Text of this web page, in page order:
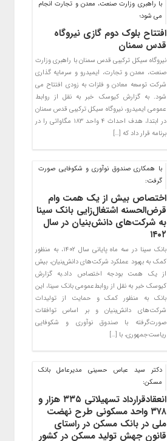
با راهبری وزارت صنعت، معدن و تجارت انجام
می شود؛
افتتاح بلوک دوم گازی نیروگاه
قدس سمنان
نیروگاه سیکل ترکیبی قدس سمنان با راهبری وزارت
صنعت، معدن و تجارت، ایمیدرو و سرمایه گذاری
شرکت توسعه معادن و فلزات به زودی افتتاح می
شود. به گزارش کیوسک خبر به نقل از روابط
عمومی ایمیدرو، نیروگاه سیکل ترکیبی قدس سمنان
در ابتدا، هدف احداث ۴ واحد ۱۸۳ مگاواتی را در
برنامه قرار داد که […]
با همکاری صندوق نوآوری و شکوفایی صورت
گرفت:
اختصاص بیش از یک همت وام
قرض‌الحسنه اشتغال‌زایی بانک سینا
به شرکت‌های دانش‌بنیان در سال
۱۴۰۲
بانک سینا در سه ماه پایانی سال ۱۴۰۲، به منظور
کمک به بهبود عملکرد شرکت‌های دانش‌بنیان، بیش
از یک همت بودجه اختصاص داد.به گزارش
کیوسک خبر به نقل از روابط‌عمومی بانک سینا، این
بانک به منظور کمک و حمایت از تولیدات
شرکت‌های دانش‌بنیان و بر اساس توافقات
صورت‌گرفته با صندوق نوآوری و شکوفایی
ریاست‌جمهوری، با […]
دکتر سید عباس حسینی مدیرعامل بانک
مسکن:
انعقادقرارداد تسهیلاتی ۳۳۵ هزار و
۳۷۸ واحد مسکونی طرح نهضت
ملی در بانک مسکن در راستای
قانون جهش تولید مسکن در کشور